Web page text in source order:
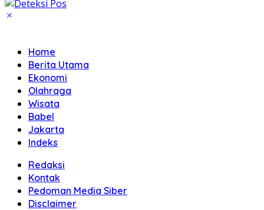
Home
Berita Utama
Ekonomi
Olahraga
Wisata
Babel
Jakarta
Indeks
Redaksi
Kontak
Pedoman Media Siber
Disclaimer